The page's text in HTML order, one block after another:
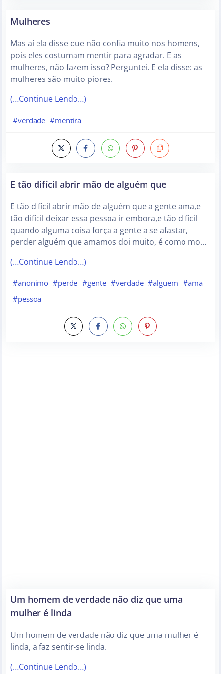
Mulheres
Mas aí ela disse que não confia muito nos homens,
pois eles costumam mentir para agradar. E as
mulheres, não fazem isso? Perguntei. E ela disse: as
mulheres são muito piores.
(…Continue Lendo…)
#verdade #mentira
E tão difícil abrir mão de alguém que
E tão difícil abrir mão de alguém que a gente ama,e
tão difícil deixar essa pessoa ir embora,e tão difícil
quando alguma coisa força a gente a se afastar,
perder alguém que amamos doi muito, é como mo…
(…Continue Lendo…)
#anonimo #perde #gente #verdade #alguem #ama
#pessoa
Um homem de verdade não diz que uma
mulher é linda
Um homem de verdade não diz que uma mulher é
linda, a faz sentir-se linda.
(…Continue Lendo…)